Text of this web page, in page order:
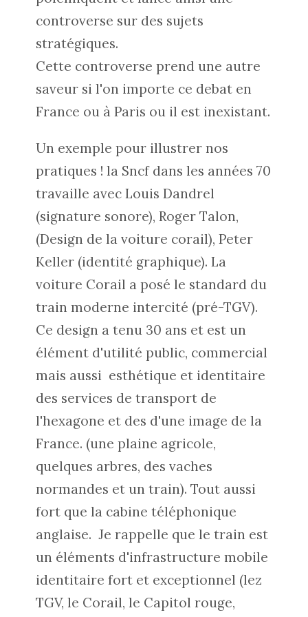
controverse sur des sujets
stratégiques.
Cette controverse prend une autre
saveur si l'on importe ce debat en
France ou à Paris ou il est inexistant.
Un exemple pour illustrer nos
pratiques ! la Sncf dans les années 70
travaille avec Louis Dandrel
(signature sonore), Roger Talon,
(Design de la voiture corail), Peter
Keller (identité graphique). La
voiture Corail a posé le standard du
train moderne intercité (pré-TGV).
Ce design a tenu 30 ans et est un
élément d'utilité public, commercial
mais aussi esthétique et identitaire
des services de transport de
l'hexagone et des d'une image de la
France. (une plaine agricole,
quelques arbres, des vaches
normandes et un train). Tout aussi
fort que la cabine téléphonique
anglaise. Je rappelle que le train est
un éléments d'infrastructure mobile
identitaire fort et exceptionnel (lez
TGV, le Corail, le Capitol rouge,